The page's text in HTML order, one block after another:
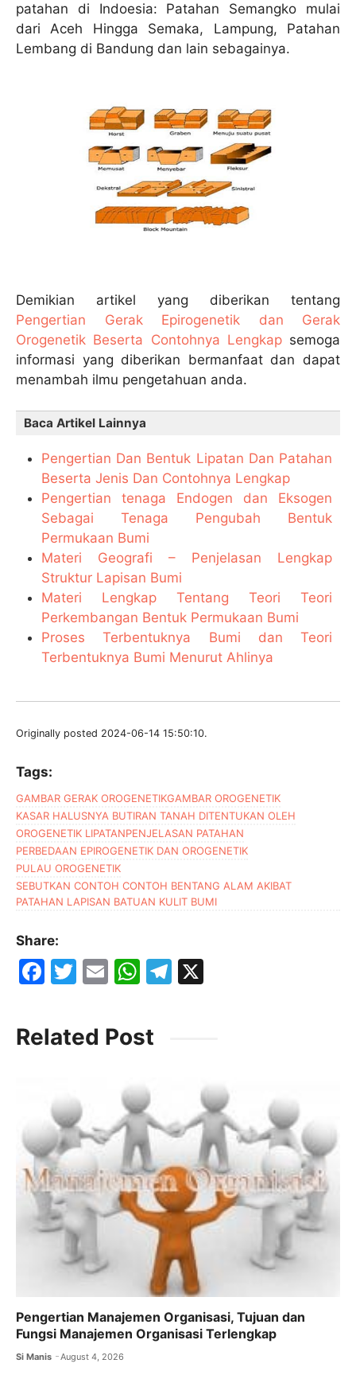
patahan di Indoesia: Patahan Semangko mulai
dari Aceh Hingga Semaka, Lampung, Patahan
Lembang di Bandung dan lain sebagainya.
Demikian artikel yang diberikan tentang
Pengertian Gerak Epirogenetik dan Gerak
Orogenetik Beserta Contohnya Lengkapsemoga
informasi yang diberikan bermanfaat dan dapat
menambah ilmu pengetahuan anda.
Baca Artikel Lainnya
Pengertian Dan Bentuk Lipatan Dan Patahan
Beserta Jenis Dan Contohnya Lengkap
Pengertian tenaga Endogen dan Eksogen
Sebagai Tenaga Pengubah Bentuk
Permukaan Bumi
Materi Geografi – Penjelasan Lengkap
Struktur Lapisan Bumi
Materi Lengkap Tentang Teori Teori
Perkembangan Bentuk Permukaan Bumi
Proses Terbentuknya Bumi dan Teori
Terbentuknya Bumi Menurut Ahlinya
Originally posted 2024-06-14 15:50:10.
Tags:
GAMBAR GERAK OROGENETIKGAMBAR OROGENETIK
KASAR HALUSNYA BUTIRAN TANAH DITENTUKAN OLEH
OROGENETIK LIPATANPENJELASAN PATAHAN
PERBEDAAN EPIROGENETIK DAN OROGENETIK
PULAU OROGENETIK
SEBUTKAN CONTOH CONTOH BENTANG ALAM AKIBAT
PATAHAN LAPISAN BATUAN KULIT BUMI
Share:
F
c
e
o
o
k
T
itt
er
E
ai
l
W
at
s
p
p
T
Related Post
Pengertian Manajemen Organisasi, Tujuan dan
Fungsi Manajemen Organisasi Terlengkap
Si Manis August 4, 2026